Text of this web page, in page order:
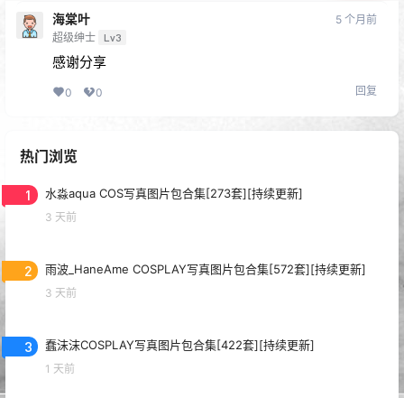
海棠叶
超级绅士 Lv3
5 个月前
感谢分享
0 0 回复
热门浏览
1 水淼aqua COS写真图片包合集[273套][持续更新]
3 天前
2 雨波_HaneAme COSPLAY写真图片包合集[572套][持续更新]
3 天前
3 蠢沫沫COSPLAY写真图片包合集[422套][持续更新]
1 天前